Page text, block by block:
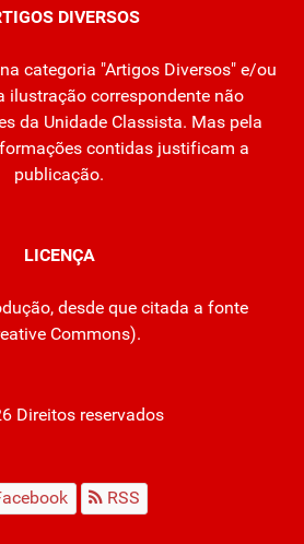
DIVERSOS
categoria "Artigos Diversos" e/ou
ilustração correspondente não
da Unidade Classista. Mas pela
contidas justificam a
publicação.
LICENÇA
desde que citada a fonte
Commons).
Direitos reservados
RSS